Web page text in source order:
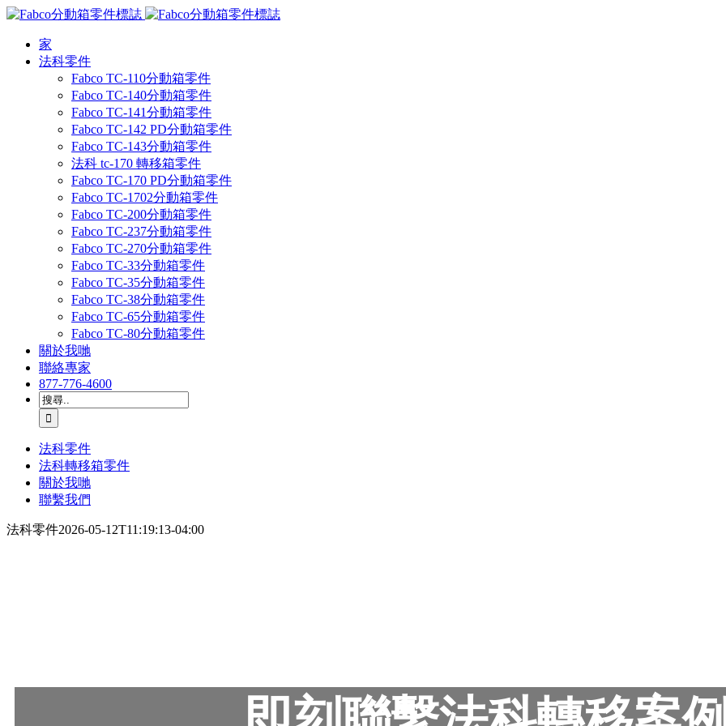
跳
家
法科零件
Fabco TC-110分動箱零件
Fabco TC-140分動箱零件
Fabco TC-141分動箱零件
Fabco TC-142 PD分動箱零件
Fabco TC-143分動箱零件
法科 tc-170 轉移箱零件
Fabco TC-170 PD分動箱零件
Fabco TC-1702分動箱零件
Fabco TC-200分動箱零件
Fabco TC-237分動箱零件
Fabco TC-270分動箱零件
Fabco TC-33分動箱零件
Fabco TC-35分動箱零件
Fabco TC-38分動箱零件
Fabco TC-65分動箱零件
Fabco TC-80分動箱零件
關於我哋
聯絡專家
877-776-4600
尋
找:
法科零件
法科轉移箱零件
關於我哋
聯繫我們
法科零件2026-05-12T11:19:13-04:00